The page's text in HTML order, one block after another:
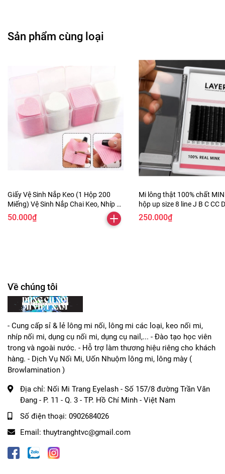
Sản phẩm cùng loại
Giấy Vệ Sinh Nắp Keo (1 Hộp 200
Miếng) Vệ Sinh Nắp Chai Keo, Nhíp Bị
Bẩn, dùng trong nail cũng được
50.000₫
Mi lông thật 100% chất
hộp up size 8 line J B C CC
16mm
250.000₫
Về chúng tôi
- Cung cấp sỉ & lẻ lông mi nối, lông mi các loại, keo nối mi,
nhíp nối mi, dụng cụ nối mi, dụng cụ nail,... - Đào tạo học viên
trong và ngoài nước. - Hỗ trợ làm thương hiệu riêng cho khách
hàng. - Dịch Vụ Nối Mi, Uốn Nhuộm lông mi, lông mày (
Browlamination )
Địa chỉ: Nối Mi Trang Eyelash - Số 157/8 đường Trần Văn
Đang - P. 11 - Q. 3 - TP. Hồ Chí Minh - Việt Nam
Số điện thoại: 0902684026
Email: thuytranghtvc@gmail.com